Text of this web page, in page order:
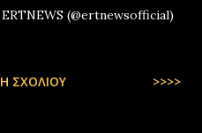
(@ertnewsofficial)
ΣΧΟΛΊΟΥ >>>>